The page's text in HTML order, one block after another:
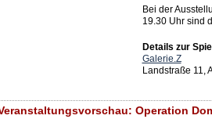
Bei der
19.30 Uhr sind
Details zur
Galerie.Z
Landstraße 11,
Operation